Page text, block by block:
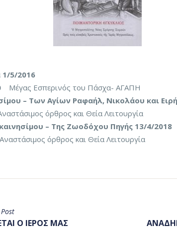
1/5/2016
Μέγας Εσπερινός του Πάσχα- ΑΓΑΠΗ
– Των Αγίων Ραφαήλ, Νικολάου και
όρθρος και Θεία Λειτουργία
– Της Ζωοδόχου Πηγής 13/4/2018
Αναστάσιμος όρθρος και Θεία Λειτουργία
Post
Ο ΙΕΡΟΣ ΜΑΣ